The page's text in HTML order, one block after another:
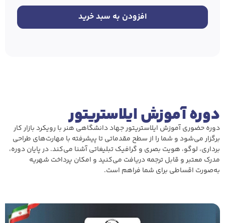
افزودن به سبد خرید
دوره آموزش ایلاستریتور
دوره حضوری آموزش ایلاستریتور جهاد دانشگاهی هنر با رویکرد بازار کار
برگزار می‌شود و شما را از سطح مقدماتی تا پیشرفته با مهارت‌های طراحی
برداری، لوگو، هویت بصری و گرافیک تبلیغاتی آشنا می‌کند. در پایان دوره،
مدرک معتبر و قابل ترجمه دریافت می‌کنید و امکان پرداخت شهریه
به‌صورت اقساطی برای شما فراهم است.